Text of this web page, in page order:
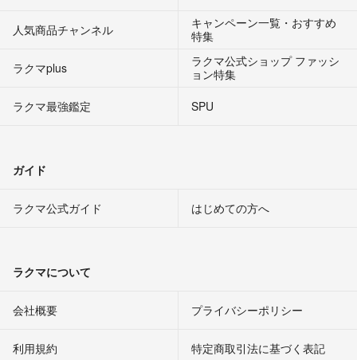
人気商品チャンネル
キャンペーン一覧・おすすめ
特集
ラクマplus
ラクマ公式ショップ ファッシ
ョン特集
ラクマ最強鑑定
SPU
ガイド
ラクマ公式ガイド はじめての方へ
ラクマについて
会社概要 プライバシーポリシー
利用規約 特定商取引法に基づく表記